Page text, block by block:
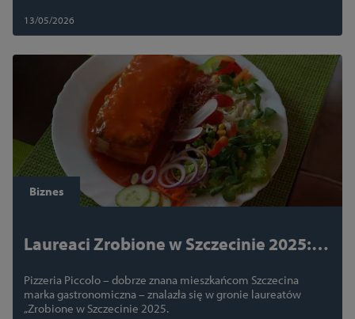
13/05/2026
Biznes
Laureaci Zrobione w Szczecinie 2025:
trwa od pokoleń
Pizzeria Piccolo – dobrze znana mieszkańcom Szczecina
marka gastronomiczna – znalazła się w gronie laureatów
„Zrobione w Szczecinie 2025.